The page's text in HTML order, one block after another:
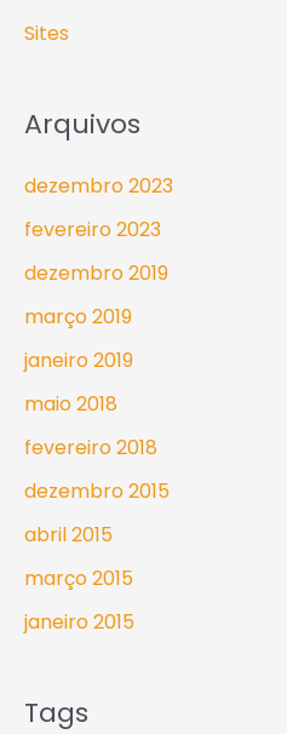
Sites
Arquivos
dezembro 2023
fevereiro 2023
dezembro 2019
março 2019
janeiro 2019
maio 2018
fevereiro 2018
dezembro 2015
abril 2015
março 2015
janeiro 2015
Tags